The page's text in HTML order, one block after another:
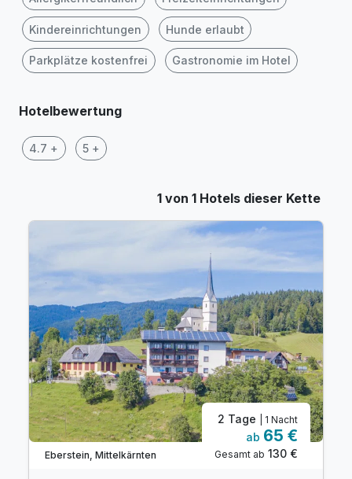
Kindereinrichtungen Hunde erlaubt
Parkplätze kostenfrei Gastronomie im Hotel
Hotelbewertung
4.7 + 5 +
1 von 1 Hotels dieser Kette
Eberstein, Mittelkärnten
2 Tage | 1 Nacht
ab 65 €
Gesamt ab 130 €